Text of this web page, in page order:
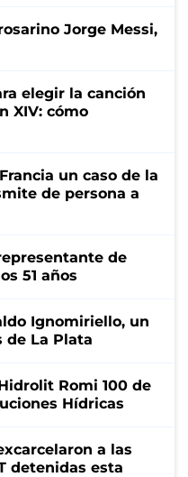
Jorge Messi,
elegir la canción
XIV: cómo
un caso de la
de persona a
de
51 años
Ignomiriello, un
de La Plata
Romi 100 de
Hídricas
a las
detenidas esta